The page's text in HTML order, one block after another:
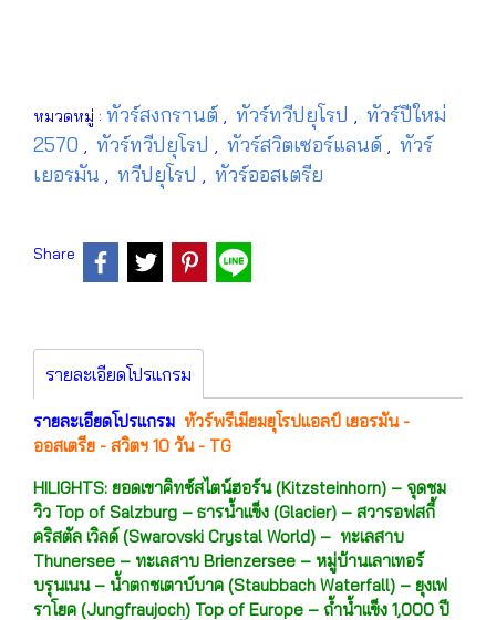
หมวดหมู่ : ทัวร์สงกรานต์ , ทัวร์ทวีปยุโรป , ทัวร์ปีใหม่
2570 , ทัวร์ทวีปยุโรป , ทัวร์สวิตเซอร์แลนด์ , ทัวร์
เยอรมัน , ทวีปยุโรป , ทัวร์ออสเตรีย
Share
รายละเอียดโปรแกรม
รายละเอียดโปรแกรม ทัวร์พรีเมียมยุโรปแอลป์ เยอรมัน -
ออสเตรีย - สวิตฯ 10 วัน - TG
HILIGHTS: ยอดเขาคิทซ์สไตน์ฮอร์น (Kitzsteinhorn) – จุดชม
วิว Top of Salzburg – ธารน้ำแข็ง (Glacier) – สวารอฟสกี้
คริสตัล เวิลด์ (Swarovski Crystal World) – ทะเลสาบ
Thunersee – ทะเลสาบ Brienzersee – หมู่บ้านเลาเทอร์
บรุนเนน – น้ำตกชเตาบ์บาค (Staubbach Waterfall) – ยุงเฟ
ราโยค (Jungfraujoch) Top of Europe – ถ้ำน้ำแข็ง 1,000 ปี